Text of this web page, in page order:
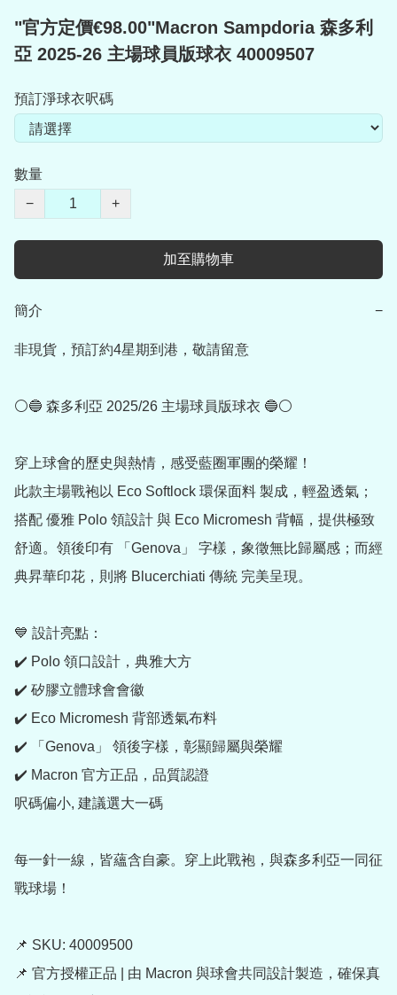
"官方定價€98.00"Macron Sampdoria 森多利
亞 2025-26 主場球員版球衣 40009507
預訂淨球衣呎碼
數量
−
+
加至購物車
簡介 −
非現貨，預訂約4星期到港，敬請留意
⚪🔵 森多利亞 2025/26 主場球員版球衣 🔵⚪
穿上球會的歷史與熱情，感受藍圈軍團的榮耀！
此款主場戰袍以 Eco Softlock 環保面料 製成，輕盈透氣；
搭配 優雅 Polo 領設計 與 Eco Micromesh 背幅，提供極致
舒適。領後印有 「Genova」 字樣，象徵無比歸屬感；而經
典昇華印花，則將 Blucerchiati 傳統 完美呈現。
💙 設計亮點：
✔️ Polo 領口設計，典雅大方
✔️ 矽膠立體球會會徽
✔️ Eco Micromesh 背部透氣布料
✔️ 「Genova」 領後字樣，彰顯歸屬與榮耀
✔️ Macron 官方正品，品質認證
呎碼偏小, 建議選大一碼
每一針一線，皆蘊含自豪。穿上此戰袍，與森多利亞一同征
戰球場！
📌 SKU: 40009500
📌 官方授權正品 | 由 Macron 與球會共同設計製造，確保真